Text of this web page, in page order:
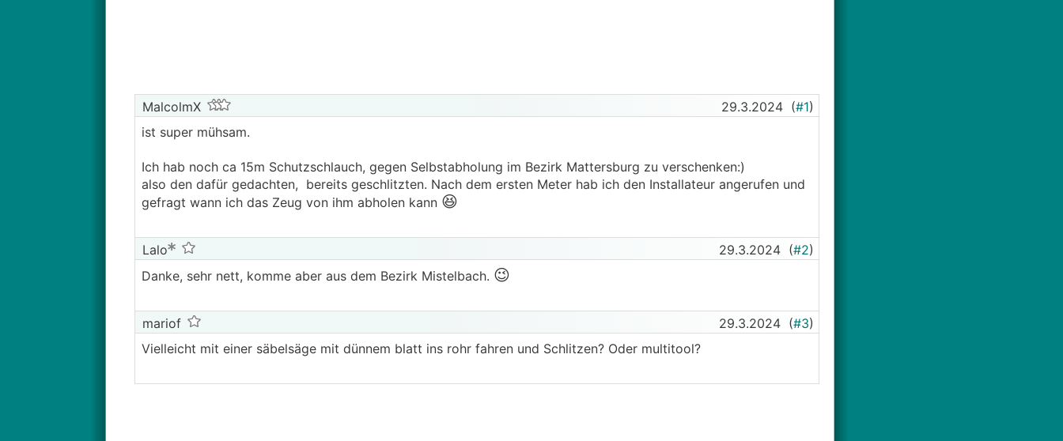
MalcolmX 29.3.2024 (#1)
ist super mühsam.
Ich hab noch ca 15m Schutzschlauch, gegen Selbstabholung im Bezirk Mattersburg zu verschenken:)
also den dafür gedachten, bereits geschlitzten. Nach dem ersten Meter hab ich den Installateur angerufen und
gefragt wann ich das Zeug von ihm abholen kann 😆
Lalo 29.3.2024 (#2)
Danke, sehr nett, komme aber aus dem Bezirk Mistelbach. 😉
mariof 29.3.2024 (#3)
Vielleicht mit einer säbelsäge mit dünnem blatt ins rohr fahren und Schlitzen? Oder multitool?